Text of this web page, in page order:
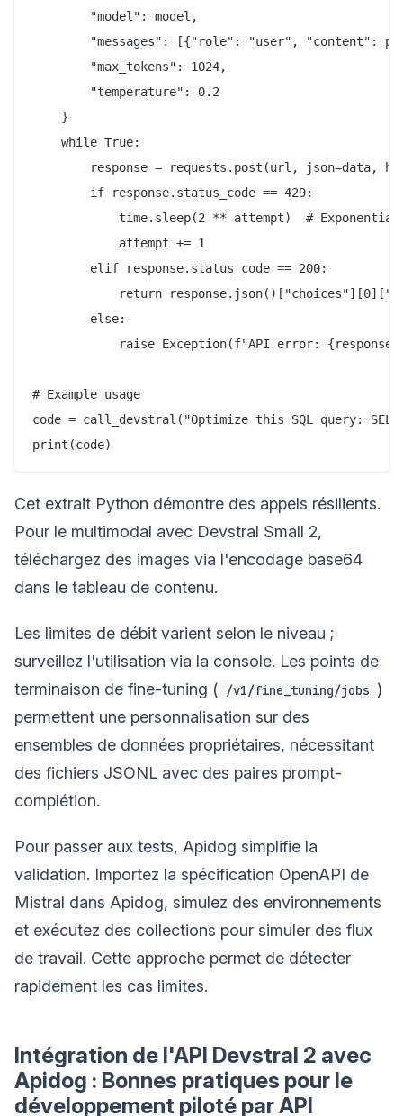
        "model": model,
"messages": [{"role": "user", "content":
        "max_tokens": 1024,
        "temperature": 0.2
    }
    while True:
response = requests.post(url, json=data,
        if response.status_code == 429:
time.sleep(2 ** attempt)  # Exponential
            attempt += 1
        elif response.status_code == 200:
return
        else:
raise Exception(f"API error:
# Example usage
code = call_devstral("Optimize this SQL query:
Cet extrait Python démontre des appels résilients.
Pour le multimodal avec Devstral Small 2,
téléchargez des images via l'encodage base64
dans le tableau de contenu.
Les limites de débit varient selon le niveau ;
surveillez l'utilisation via la console. Les points de
terminaison de fine-tuning ( /v1/fine_tuning/jobs )
permettent une personnalisation sur des
ensembles de données propriétaires, nécessitant
des fichiers JSONL avec des paires prompt-
complétion.
Pour passer aux tests, Apidog simplifie la
validation. Importez la spécification OpenAPI de
Mistral dans Apidog, simulez des environnements
et exécutez des collections pour simuler des flux
de travail. Cette approche permet de détecter
rapidement les cas limites.
Intégration de l'API Devstral 2 avec
Apidog : Bonnes pratiques pour le
développement piloté par API